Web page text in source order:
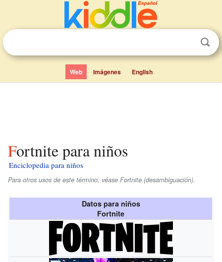
Web Imágenes English
Fortnite para niños
Enciclopedia para niños
Para otros usos de este término, véase Fortnite (desambiguación).
Datos para niños
Fortnite